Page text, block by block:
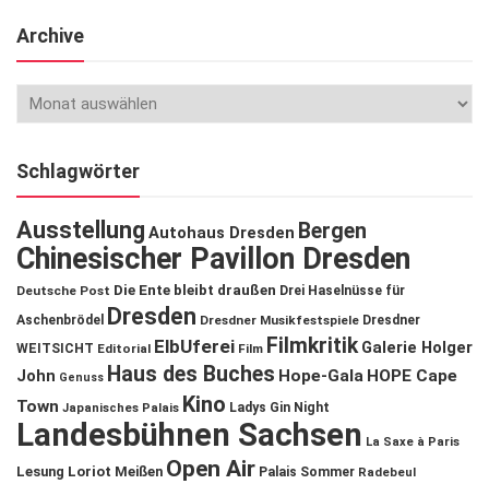
Archive
Schlagwörter
Ausstellung Autohaus Dresden Bergen
Chinesischer Pavillon Dresden
Deutsche Post Die Ente bleibt draußen Drei Haselnüsse für
Aschenbrödel
Dresden Dresdner Musikfestspiele Dresdner
WEITSICHT Editorial ElbUferei Film Filmkritik Galerie Holger
John Genuss Haus des Buches Hope-Gala HOPE Cape
Town Japanisches Palais Kino Ladys Gin Night
Landesbühnen Sachsen La Saxe à Paris
Lesung Loriot Meißen Open Air Palais Sommer Radebeul